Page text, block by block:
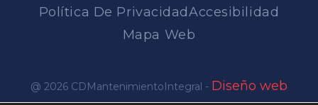
Política De PrivacidadAccesibilidad
Mapa Web
@ 2026 CDMantenimientoIntegral - Diseño web